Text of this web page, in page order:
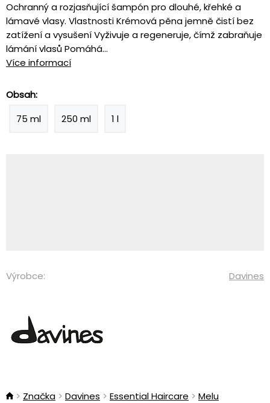
Ochranný a rozjasňující šampón pro dlouhé, křehké a
lámavé vlasy. Vlastnosti Krémová pěna jemně čistí bez
zatížení a vysušení Vyživuje a regeneruje, čímž zabraňuje
lámání vlasů Pomáhá...
Více informací
Obsah:
75 ml
250 ml 1 l
Výrobce: Davines
Značka Davines Essential Haircare Melu